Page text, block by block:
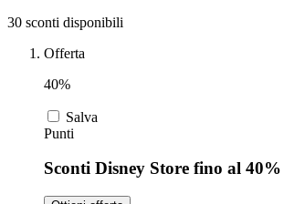
Zooplus
Alpitour
Privé by
Auto e Moto
30 sconti disponibili
Offerta
40%
Salva
Punti
Sconti Disney Store fino al